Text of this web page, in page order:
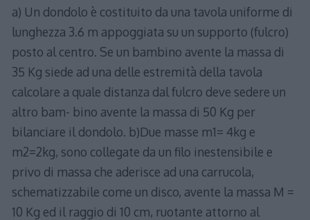
a) Un dondolo è costituito da una tavola uniforme di
lunghezza 3.6 m appoggiata su un supporto (fulcro)
posto al centro. Se un bambino avente la massa di
35 Kg siede ad una delle estremità della tavola
calcolare a quale distanza dal fulcro deve sedere un
altro bam- bino avente la massa di 50 Kg per
bilanciare il dondolo. b)Due masse m1= 4kg e
m2=2kg, sono collegate da un filo inestensibile e
privo di massa che aderisce ad una carrucola,
schematizzabile come un disco, avente la massa M =
10 Kg ed il raggio di 10 cm, ruotante attorno al